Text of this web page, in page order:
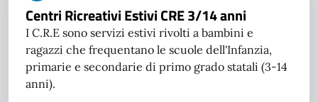
Centri Ricreativi Estivi CRE 3/14 anni
I C.R.E sono servizi estivi rivolti a bambini e
ragazzi che frequentano le scuole dell'Infanzia,
primarie e secondarie di primo grado statali (3-14
anni).